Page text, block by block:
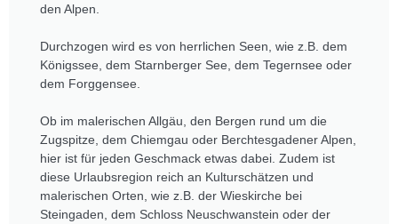
den Alpen.
Durchzogen wird es von herrlichen Seen, wie z.B. dem
Königssee, dem Starnberger See, dem Tegernsee oder
dem Forggensee.
Ob im malerischen Allgäu, den Bergen rund um die
Zugspitze, dem Chiemgau oder Berchtesgadener Alpen,
hier ist für jeden Geschmack etwas dabei. Zudem ist
diese Urlaubsregion reich an Kulturschätzen und
malerischen Orten, wie z.B. der Wieskirche bei
Steingaden, dem Schloss Neuschwanstein oder der